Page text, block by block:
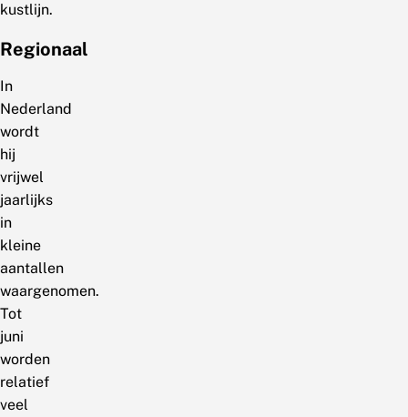
kustlijn.
Regionaal
In
Nederland
wordt
hij
vrijwel
jaarlijks
in
kleine
aantallen
waargenomen.
Tot
juni
worden
relatief
veel